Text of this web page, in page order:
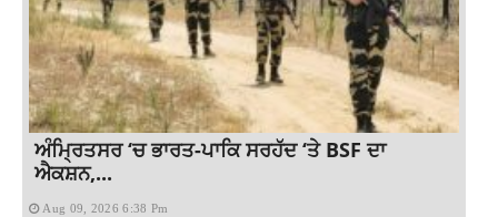
ਅੰਮ੍ਰਿਤਸਰ ‘ਚ ਭਾਰਤ-ਪਾਕਿ ਸਰਹੱਦ ‘ਤੇ BSF ਦਾ
ਐਕਸ਼ਨ,...
Aug 09, 2026 6:38 Pm